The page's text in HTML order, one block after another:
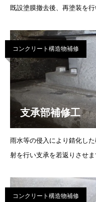
既設塗膜撤去後、再塗装を行
コンクリート構造物補修
支承部補修工
雨水等の侵入により錆化し
射を行い支承を若返りさせま
コンクリート構造物補修